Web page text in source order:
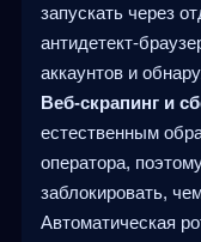
запускать через
антидетект-
аккаунтов и
Веб-скрапинг и
естественным
оператора,
заблокировать,
Автоматическая